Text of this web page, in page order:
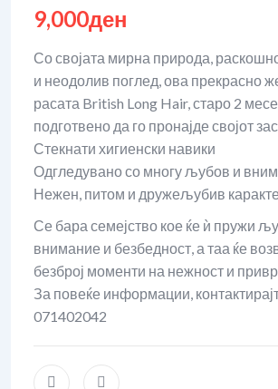
9,000ден
Со својата мирна природа,
и неодолив поглед, ова прекрасно
расата British Long Hair, старо 2
подготвено да го пронајде својот
Стекнати хигиенски навики
Одгледувано со многу љубов и
Нежен, питом и дружељубив
Се бара семејство кое ќе ѝ пружи
внимание и безбедност, а таа ќе
безброј моменти на нежност и
За повеќе информации,
071402042